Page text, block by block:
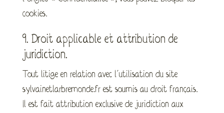
cookies.
9. Droit applicable et attribution de
juridiction.
Tout litige en relation avec l’utilisation du site
sylvainetlarbremonde.fr est soumis au droit français.
Il est fait attribution exclusive de juridiction aux